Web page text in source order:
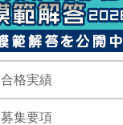
合格実績
募集要項